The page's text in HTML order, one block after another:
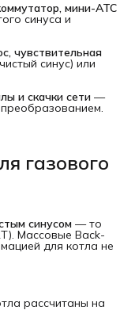
мини-АТС
синуса и
чувствительная
синус) или
и скачки сети —
газового
синусом — то
Массовые Back-
для котла не
рассчитаны на